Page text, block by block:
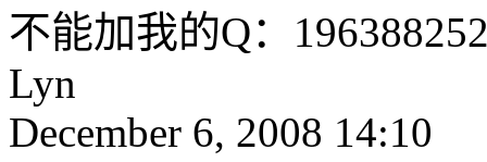
不能加我的Q：
Lyn
December 6, 2008 14:10